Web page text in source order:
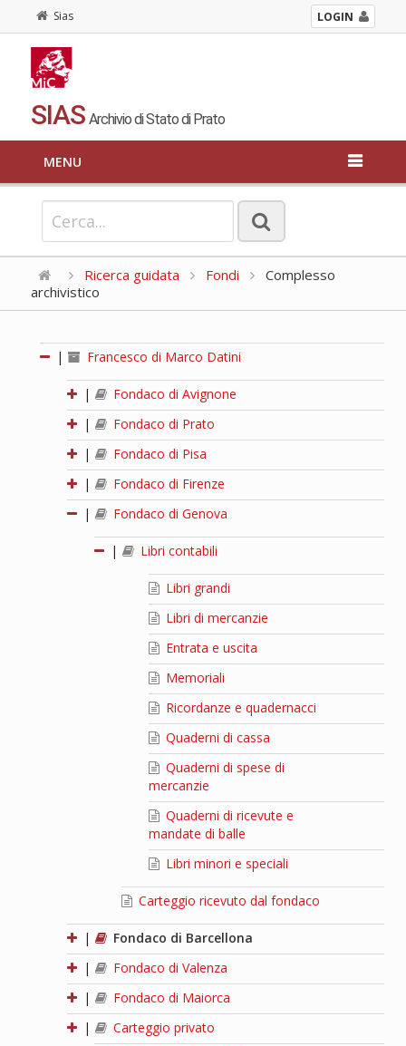
Sias LOGIN
SIAS Archivio di Stato di Prato
MENU
Ricerca guidata Fondi
Complesso
archivistico
| Francesco di Marco Datini
|
Fondaco di Avignone
|
Fondaco di Prato
|
Fondaco di Pisa
|
Fondaco di Firenze
|
Fondaco di Genova
| Libri contabili
Libri grandi
Libri di mercanzie
Entrata e uscita
Memoriali
Ricordanze e quadernacci
Quaderni di cassa
Quaderni di spese di
mercanzie
Quaderni di ricevute e
mandate di balle
Libri minori e speciali
Carteggio ricevuto dal fondaco
|
Fondaco di Barcellona
|
Fondaco di Valenza
|
Fondaco di Maiorca
|
Carteggio privato